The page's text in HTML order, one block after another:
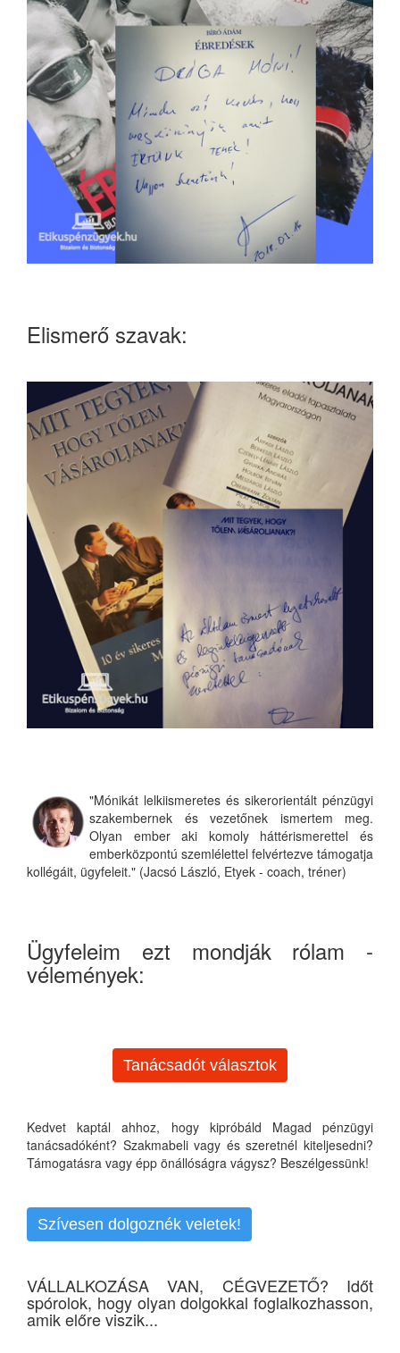
Elismerő szavak:
"Mónikát lelkiismeretes és sikerorientált pénzügyi
szakembernek és vezetőnek ismertem meg.
Olyan ember aki komoly háttérismerettel és
emberközpontú szemlélettel felvértezve támogatja
kollégáit, ügyfeleit." (Jacsó László, Etyek - coach, tréner)
Ügyfeleim ezt mondják rólam -
vélemények:
Tanácsadót választok
Kedvet kaptál ahhoz, hogy kipróbáld Magad pénzügyi
tanácsadóként? Szakmabeli vagy és szeretnél kiteljesedni?
Támogatásra vagy épp önállóságra vágysz? Beszélgessünk!
Szívesen dolgoznék veletek!
VÁLLALKOZÁSA VAN, CÉGVEZETŐ? Időt
spórolok, hogy olyan dolgokkal foglalkozhasson,
amik előre viszik...